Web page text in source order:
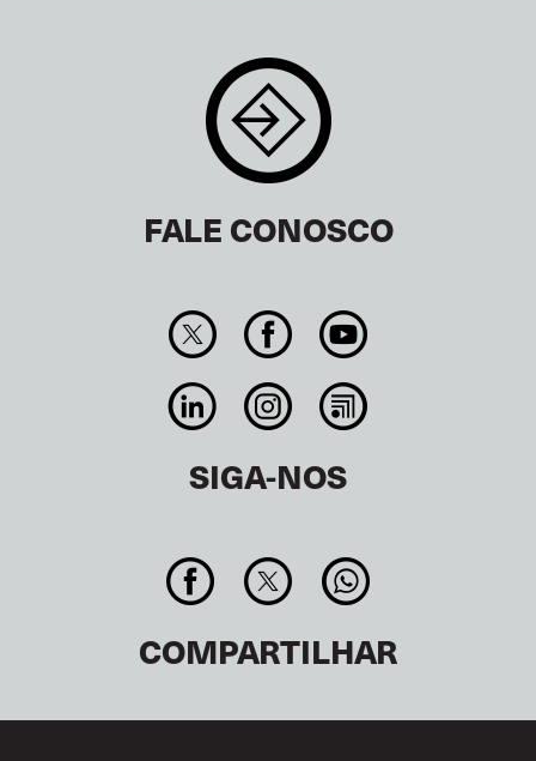
FALE CONOSCO
SIGA-NOS
COMPARTILHAR